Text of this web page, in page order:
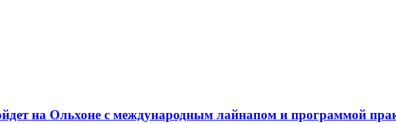
на Ольхоне с международным лайнапом и программой